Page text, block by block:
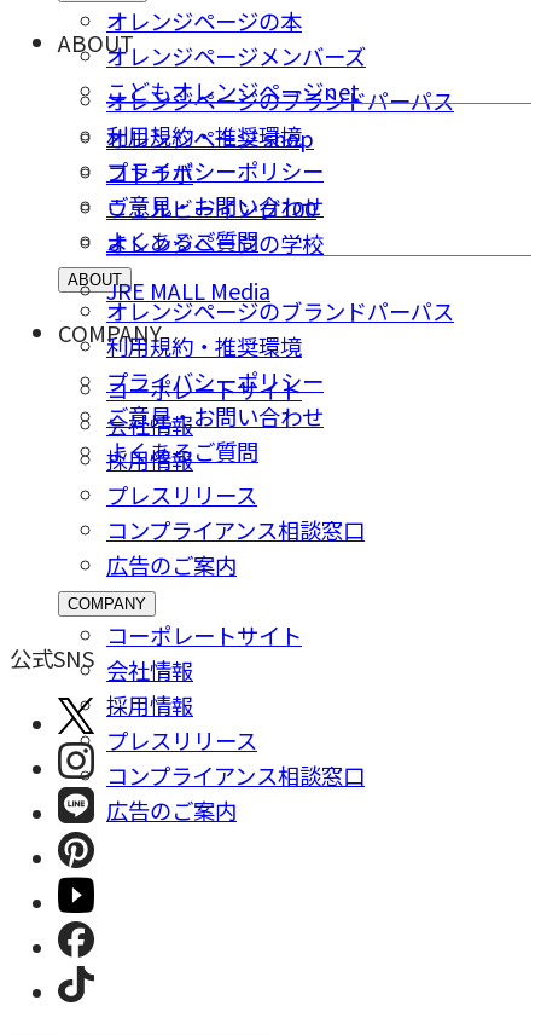
オレンジページの本
オレンジページメンバーズ
こどもオレンジページnet
オレンジページ shop
コトラボ
ウェルビーイング100
オレンジページの学校
JRE MALL Media
ABOUT
オレンジページのブランドパーパス
利用規約・推奨環境
プライバシーポリシー
ご意⾒・お問い合わせ
よくあるご質問
ABOUT
オレンジページのブランドパーパス
利用規約・推奨環境
プライバシーポリシー
ご意⾒・お問い合わせ
よくあるご質問
COMPANY
コーポレートサイト
会社情報
採⽤情報
プレスリリース
コンプライアンス相談窓⼝
広告のご案内
COMPANY
コーポレートサイト
会社情報
採⽤情報
プレスリリース
コンプライアンス相談窓⼝
広告のご案内
公式SNS